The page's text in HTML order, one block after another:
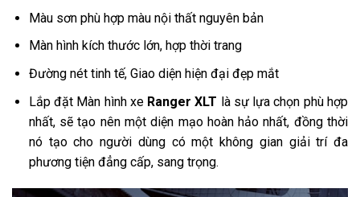
Màu sơn phù hợp màu nội thất nguyên bản
Màn hình kích thước lớn, hợp thời trang
Đường nét tinh tế, Giao diện hiện đại đẹp mắt
Lắp đặt Màn hình xe Ranger XLT là sự lựa chọn phù hợp
nhất, sẽ tạo nên một diện mạo hoàn hảo nhất, đồng thời
nó tạo cho người dùng có một không gian giải trí đa
phương tiện đẳng cấp, sang trọng.